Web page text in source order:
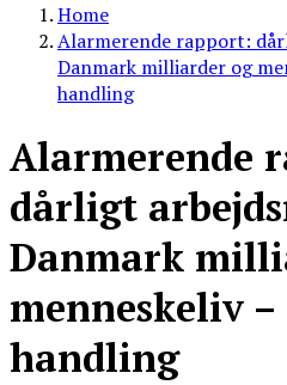
Home
Alarmerende rapport:
Danmark milliarder og
handling
Alarmerende
dårligt
Danmark
menneskeliv
handling